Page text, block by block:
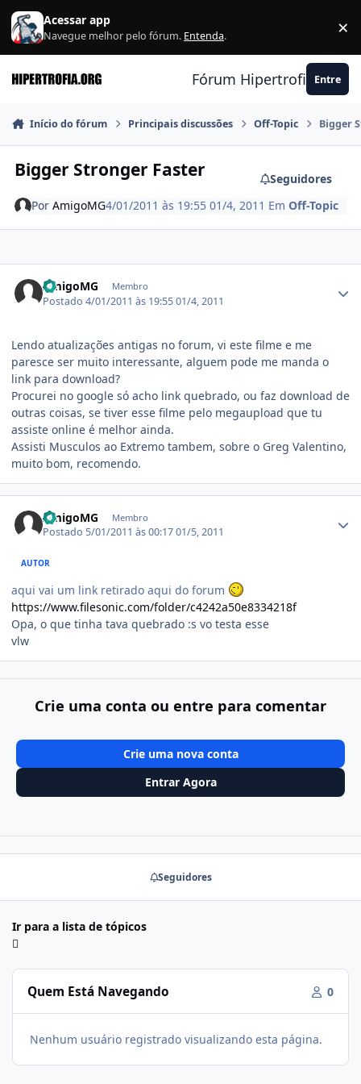
Ir para conteúdo
Acessar app
Navegue melhor pelo fórum. Entenda. ×
Fórum Hipertrofia.org
Entre
Início do fórum Principais discussões Off-Topic Bigger
Bigger Stronger Faster
Seguidores
PorAmigoMG4/01/2011 às 19:5501/4, 2011 EmOff-Topic
AmigoMG Membro
Postado4/01/2011 às 19:5501/4, 2011
Lendo atualizações antigas no forum, vi este filme e me
paresce ser muito interessante, alguem pode me manda o
link para download?
Procurei no google só acho link quebrado, ou faz download de
outras coisas, se tiver esse filme pelo megaupload que tu
assiste online é melhor ainda.
Assisti Musculos ao Extremo tambem, sobre o Greg Valentino,
muito bom, recomendo.
AmigoMG Membro
Postado 5/01/2011 às 00:1701/5, 2011
AUTOR
aqui vai um link retirado aqui do forum
https://www.filesonic.com/folder/c4242a50e8334218f
Opa, o que tinha tava quebrado :s vo testa esse
vlw
Crie uma conta ou entre para comentar
Crie uma nova conta
Entrar Agora
Seguidores
Ir para a lista de tópicos
Quem Está Navegando 0
Nenhum usuário registrado visualizando esta página.